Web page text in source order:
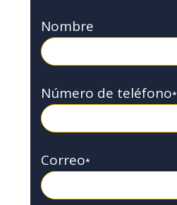
Nombre
Número de teléfono*
Correo*